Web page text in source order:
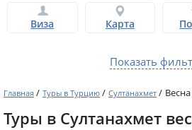
Виза Карта
Показать
Главная / Туры в Турцию / Султанахмет / Весна
Туры в Султанахмет